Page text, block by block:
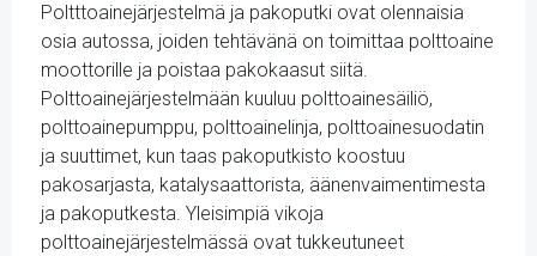
Poltttoainejärjestelmä ja pakoputki ovat olennaisia
osia autossa, joiden tehtävänä on toimittaa polttoaine
moottorille ja poistaa pakokaasut siitä.
Polttoainejärjestelmään kuuluu polttoainesäiliö,
polttoainepumppu, polttoainelinja, polttoainesuodatin
ja suuttimet, kun taas pakoputkisto koostuu
pakosarjasta, katalysaattorista, äänenvaimentimesta
ja pakoputkesta. Yleisimpiä vikoja
polttoainejärjestelmässä ovat tukkeutuneet